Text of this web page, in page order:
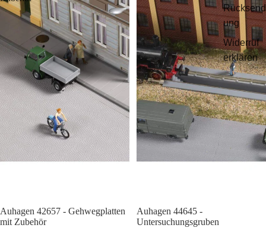
Rücksend
ung
Widerruf
erklären
Auhagen 42657 - Gehwegplatten
mit Zubehör
Sale
Auhagen 44645 -
Untersuchungsgruben